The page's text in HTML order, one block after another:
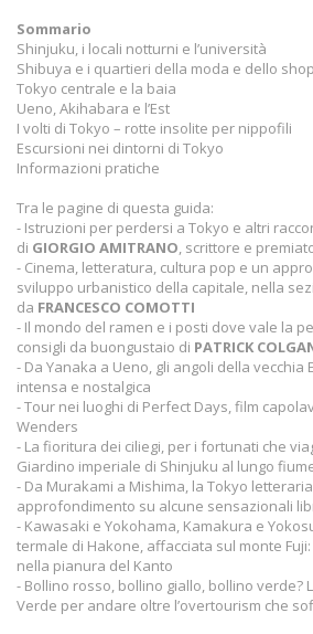
Sommario
Shinjuku, i locali notturni e l’università
Shibuya e i quartieri della moda e dello
Tokyo centrale e la baia
Ueno, Akihabara e l’Est
I volti di Tokyo – rotte insolite per nippofili
Escursioni nei dintorni di Tokyo
Informazioni pratiche
Tra le pagine di questa guida:
- Istruzioni per perdersi a Tokyo e altri
di GIORGIO AMITRANO, scrittore e
- Cinema, letteratura, cultura pop e un
sviluppo urbanistico della capitale, nella
da FRANCESCO COMOTTI
- Il mondo del ramen e i posti dove vale la
consigli da buongustaio di PATRICK
- Da Yanaka a Ueno, gli angoli della vecchia
intensa e nostalgica
- Tour nei luoghi di Perfect Days, film
Wenders
- La fioritura dei ciliegi, per i fortunati che
Giardino imperiale di Shinjuku al lungo
- Da Murakami a Mishima, la Tokyo
approfondimento su alcune sensazionali
- Kawasaki e Yokohama, Kamakura e
termale di Hakone, affacciata sul monte
nella pianura del Kanto
- Bollino rosso, bollino giallo, bollino verde?
Verde per andare oltre l’overtourism che